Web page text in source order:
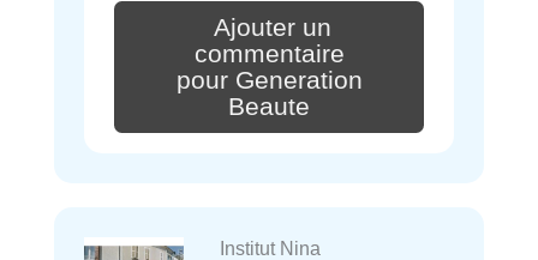
Ajouter un
commentaire
pour Generation
Beaute
Institut Nina